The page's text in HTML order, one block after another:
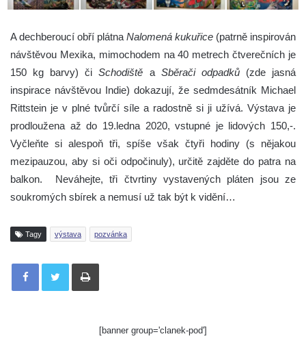
A dechberoucí obří plátna Nalomená kukuřice (patrně inspirován
návštěvou Mexika, mimochodem na 40 metrech čtverečních je
150 kg barvy) čiSchodiště a Sběrači odpadků(zde jasná
inspirace návštěvou Indie) dokazují, že sedmdesátník Michael
Rittstein je v plné tvůrčí síle a radostně si ji užívá. Výstava je
prodloužena až do 19.ledna 2020, vstupné je lidových 150,-.
Vyčleňte si alespoň tři, spíše však čtyři hodiny (s nějakou
mezipauzou, aby si oči odpočinuly), určitě zajděte do patra na
balkon. Neváhejte, tři čtvrtiny vystavených pláten jsou ze
soukromých sbírek a nemusí už tak být k vidění…
Tagy výstava pozvánka
Tisknout
[banner group='clanek-pod']